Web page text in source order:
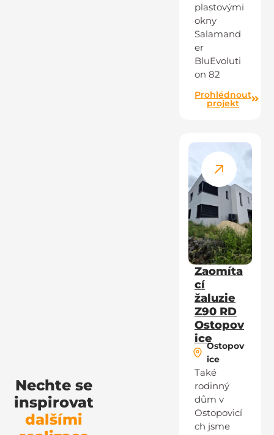
Nechte se
inspirovat
dalšími
plastovými
okny
Salamand
er
BluEvoluti
on 82
Prohlédnout
projekt
Zaomíta
cí
žaluzie
Z90 RD
Ostopov
ice
Ostopov
ice
Také
rodinný
dům v
Ostopovicí
ch jsme